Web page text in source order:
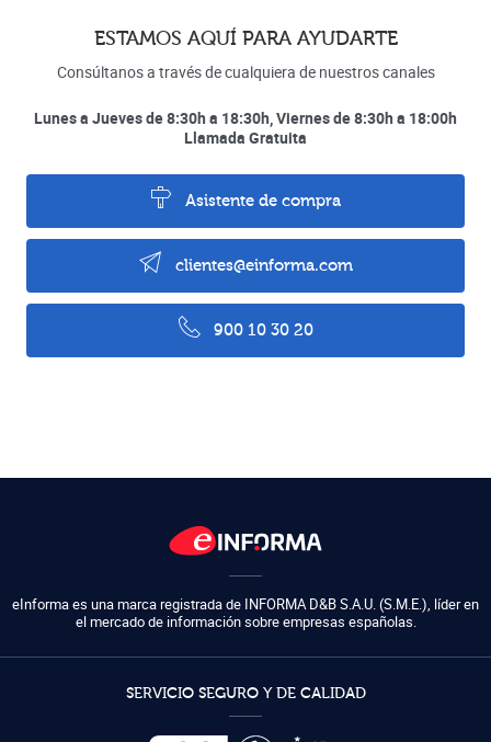
ESTAMOS AQUÍ PARA AYUDARTE
Consúltanos a través de cualquiera de nuestros canales
Lunes a Jueves de 8:30h a 18:30h, Viernes de 8:30h a 18:00h
Llamada Gratuita
Asistente de compra
clientes@einforma.com
900 10 30 20
eInforma es una marca registrada de INFORMA D&B S.A.U. (S.M.E.), líder en
el mercado de información sobre empresas españolas.
SERVICIO SEGURO Y DE CALIDAD